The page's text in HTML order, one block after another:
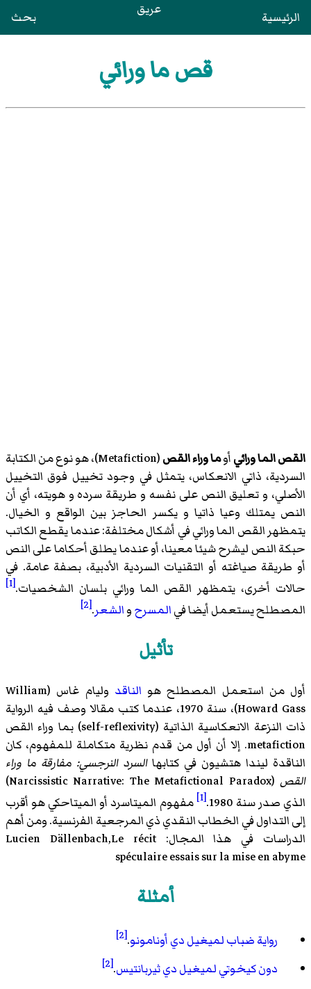
الرئيسية عريق بحث
قص ما ورائي
القص الما ورائيأوما وراء القص(
Metafiction)‏، هو نوع من الكتابة
السردية، ذاتي الانعكاس، يتمثل في وجود تخييل فوق التخييل
الأصلي، و تعليق النص على نفسه و طريقة سرده و هويته، أي أن
النص يمتلك وعيا ذاتيا و يكسر الحاجز بين الواقع و الخيال.
يتمظهر القص الما ورائي في أشكال مختلفة: عندما يقطع الكاتب
حبكة النص ليشرح شيئا معينا، أو عندما يطلق أحكاما على النص
أو طريقة صياغته أو التقنيات السردية الأدبية، بصفة عامة. في
حالات أخرى، يتمظهر القص الما ورائي بلسان الشخصيات.[1]
المصطلح يستعمل أيضا فيالمسرحوالشعر.
[2]
تأثيل
أول من استعمل المصطلح هو الناقد وليام غاس (William
Howard Gass
)‏، سنة 1970، عندما كتب مقالا وصف فيه الرواية
ذات النزعة الانعكاسية الذاتية (self-reflexivity)‏ بما وراء القص
metafiction. إلا أن أول من قدم نظرية متكاملة للمفهوم، كان
الناقدة ليندا هتشيون في كتابهاالسرد النرجسي: مفارقة ما وراء
القص(
Narcissistic Narrative: The Metafictional Paradox
)‏
الذي صدر سنة 1980.
[1]
مفهوم الميتاسرد أو الميتاحكي هو أقرب
إلى التداول في الخطاب النقدي ذي المرجعية الفرنسية. ومن أهم
الدراسات في هذا المجال: Lucien Dällenbach,Le récit
spéculaire essais sur la mise en abyme
أمثلة
رواية ضبابلميغيل دي أونامونو.
[2]
دون كيخوتيلميغيل دي ثيربانتيس.
[2]